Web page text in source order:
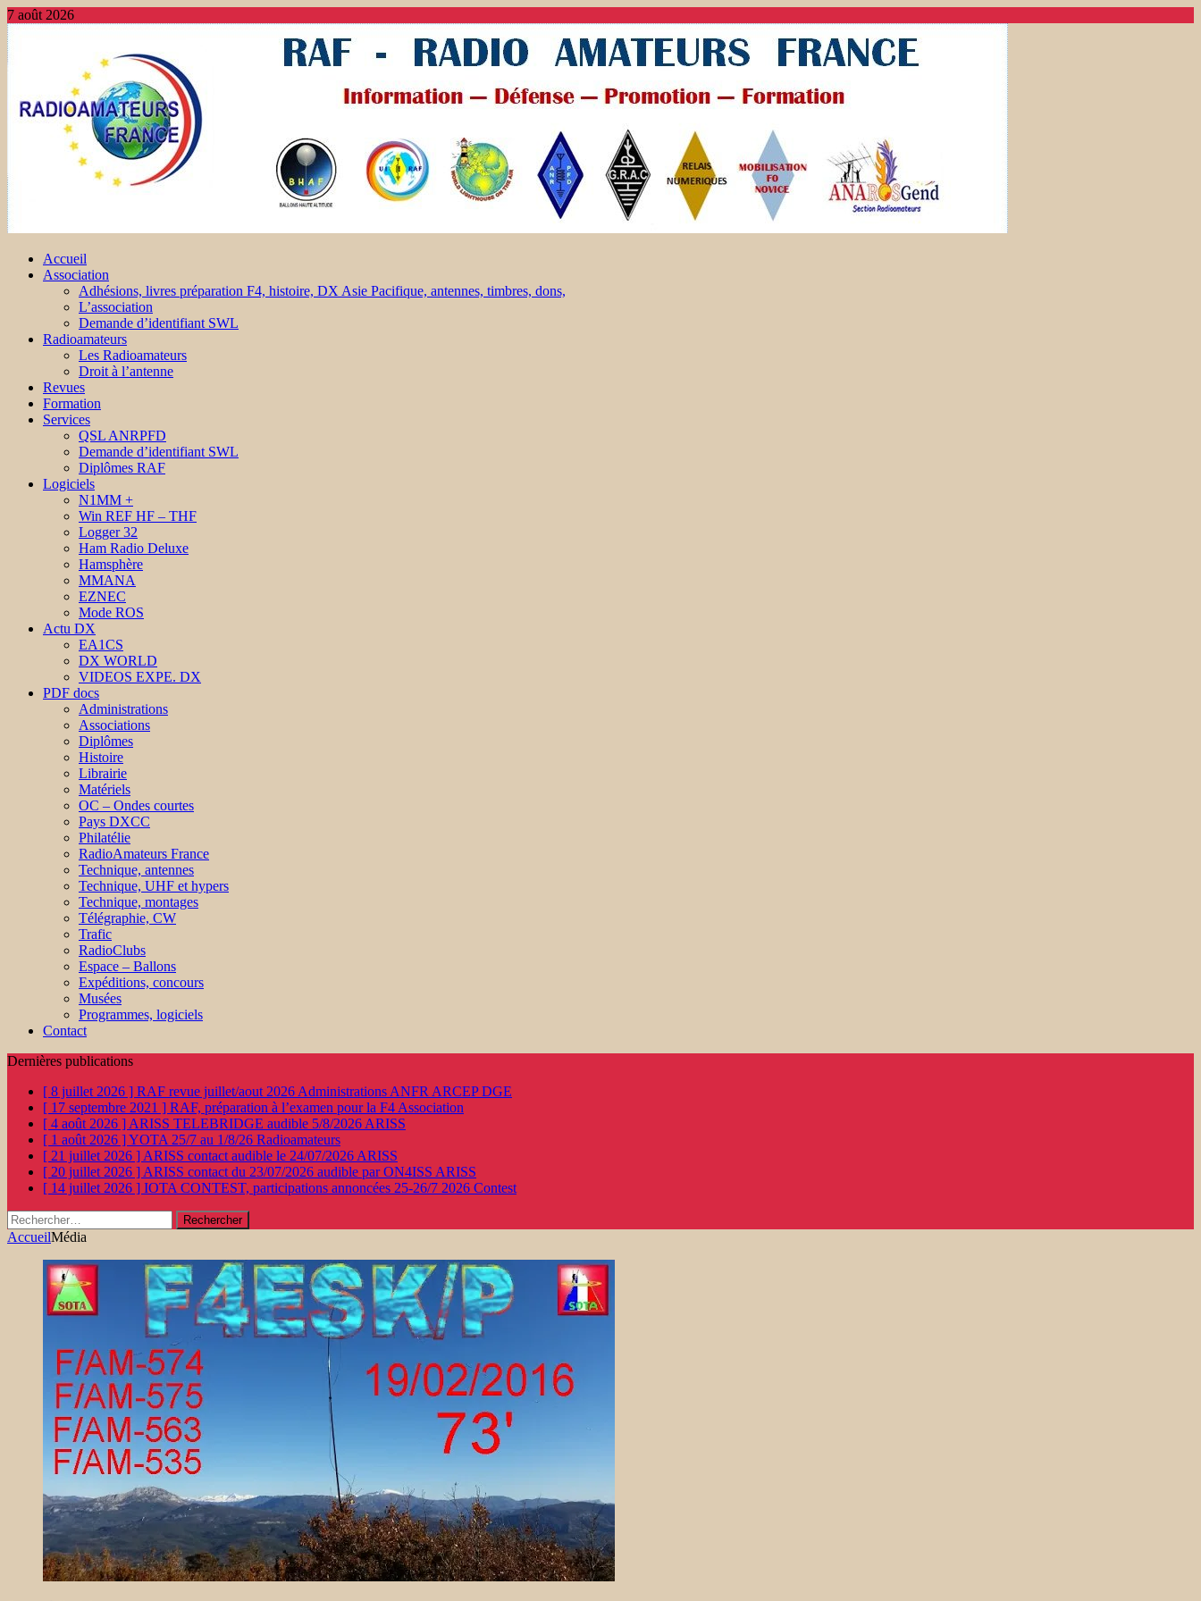
7 août 2026
Accueil
Association
Adhésions, livres préparation F4, histoire, DX Asie Pacifique, antennes, timbres, dons,
L’association
Demande d’identifiant SWL
Radioamateurs
Les Radioamateurs
Droit à l’antenne
Revues
Formation
Services
QSL ANRPFD
Demande d’identifiant SWL
Diplômes RAF
Logiciels
N1MM +
Win REF HF – THF
Logger 32
Ham Radio Deluxe
Hamsphère
MMANA
EZNEC
Mode ROS
Actu DX
EA1CS
DX WORLD
VIDEOS EXPE. DX
PDF docs
Administrations
Associations
Diplômes
Histoire
Librairie
Matériels
OC – Ondes courtes
Pays DXCC
Philatélie
RadioAmateurs France
Technique, antennes
Technique, UHF et hypers
Technique, montages
Télégraphie, CW
Trafic
RadioClubs
Espace – Ballons
Expéditions, concours
Musées
Programmes, logiciels
Contact
Dernières publications
[ 8 juillet 2026 ] RAF revue juillet/aout 2026 Administrations ANFR ARCEP DGE
[ 17 septembre 2021 ] RAF, préparation à l’examen pour la F4 Association
[ 4 août 2026 ] ARISS TELEBRIDGE audible 5/8/2026 ARISS
[ 1 août 2026 ]YOTA 25/7 au 1/8/26 Radioamateurs
[ 21 juillet 2026 ] ARISS contact audible le 24/07/2026 ARISS
[ 20 juillet 2026 ] ARISS contact du 23/07/2026 audible par ON4ISS ARISS
[ 14 juillet 2026 ] IOTA CONTEST, participations annoncées 25-26/7 2026 Contest
Rechercher :
AccueilMédia